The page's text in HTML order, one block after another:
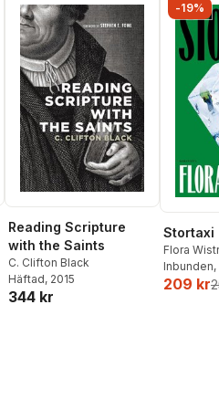
Reading Scripture
with the Saints
C. Clifton Black
Häftad, 2015
344 kr
-19%
Stortaxi
Flora
Inbunden
209 kr